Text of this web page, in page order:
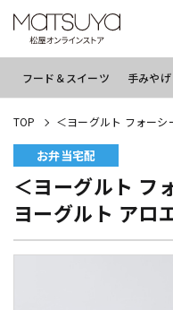
フード＆スイーツ 手みやげ
TOP ＜ヨーグルト フォー
お弁当宅配
＜ヨーグルト フ
ヨーグルト アロ